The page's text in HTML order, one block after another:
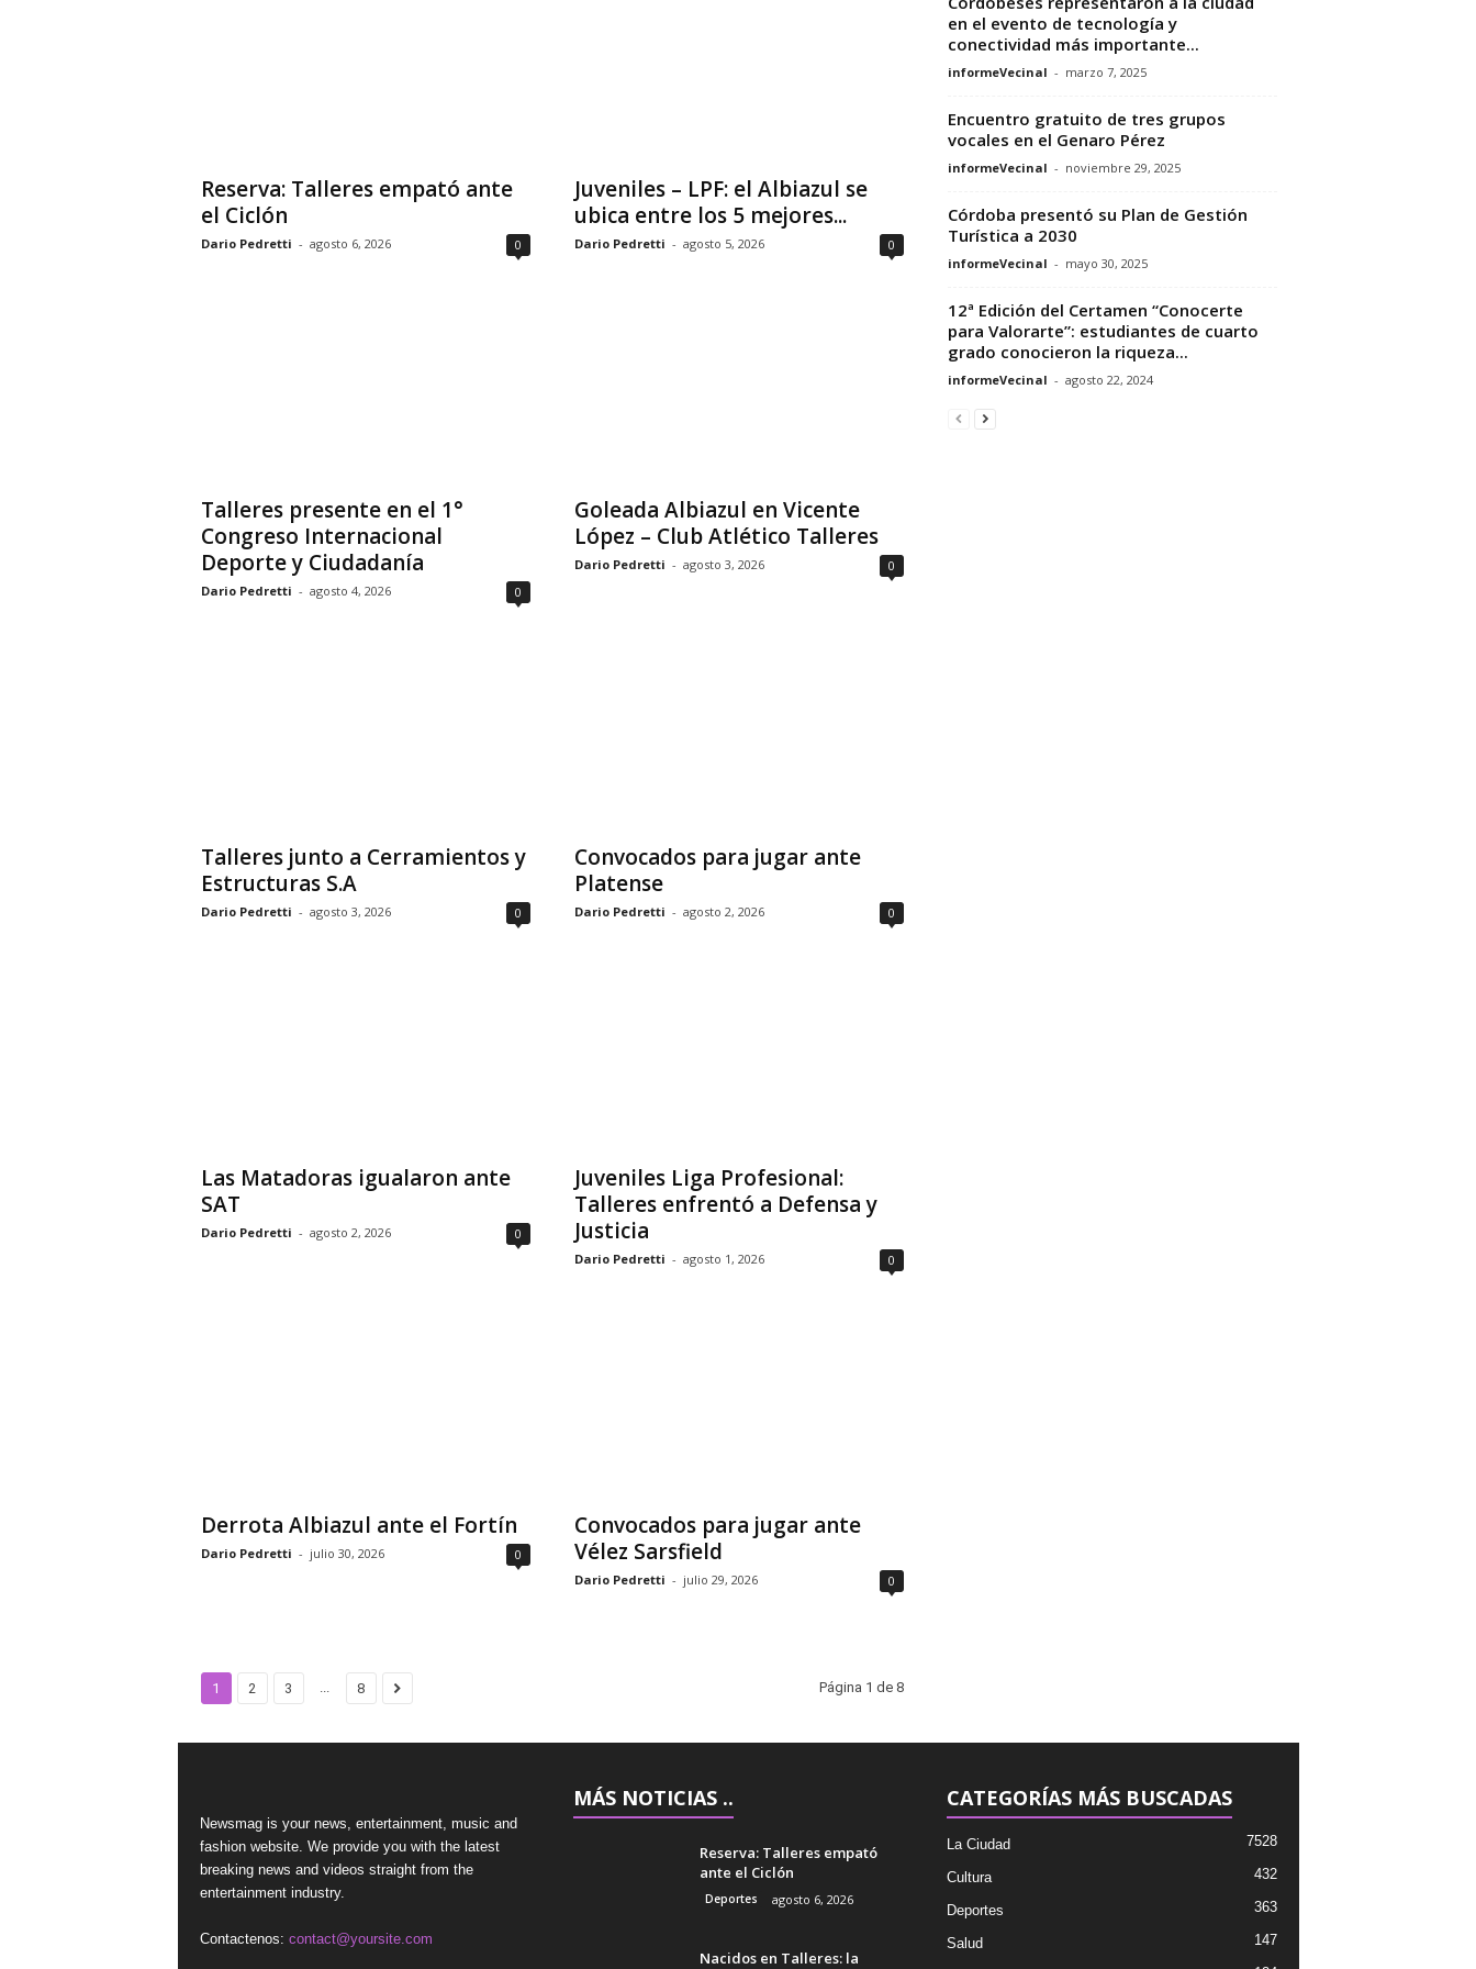
Reserva: Talleres empató ante
el Ciclón
Dario Pedretti - agosto 6, 2026 0
Juveniles – LPF: el Albiazul se
ubica entre los 5 mejores...
Dario Pedretti - agosto 5, 2026 0
Talleres presente en el 1°
Congreso Internacional
Deporte y Ciudadanía
Dario Pedretti - agosto 4, 2026 0
Goleada Albiazul en Vicente
López – Club Atlético Talleres
Dario Pedretti - agosto 3, 2026 0
Talleres junto a Cerramientos y
Estructuras S.A
Dario Pedretti - agosto 3, 2026 0
Convocados para jugar ante
Platense
Dario Pedretti - agosto 2, 2026 0
Las Matadoras igualaron ante
SAT
Dario Pedretti - agosto 2, 2026 0
Juveniles Liga Profesional:
Talleres enfrentó a Defensa y
Justicia
Dario Pedretti - agosto 1, 2026 0
Derrota Albiazul ante el Fortín
Dario Pedretti - julio 30, 2026 0
Convocados para jugar ante
Vélez Sarsfield
Dario Pedretti - julio 29, 2026 0
1 2 3 ... 8 Página 1 de 8
en el evento de tecnología y
conectividad más importante...
informeVecinal - marzo 7, 2025
Encuentro gratuito de tres grupos
vocales en el Genaro Pérez
informeVecinal - noviembre 29, 2025
Córdoba presentó su Plan de Gestión
Turística a 2030
informeVecinal - mayo 30, 2025
12ª Edición del Certamen “Conocerte
para Valorarte”: estudiantes de cuarto
grado conocieron la riqueza...
informeVecinal - agosto 22, 2024
Newsmag is your news, entertainment, music and
fashion website. We provide you with the latest
breaking news and videos straight from the
entertainment industry.
Contactenos: contact@yoursite.com
MÁS NOTICIAS ..
Reserva: Talleres empató
ante el Ciclón
Deportes agosto 6, 2026
Nacidos en Talleres: la
CATEGORÍAS MÁS BUSCADAS
La Ciudad 7528
Cultura 432
Deportes 363
Salud 147